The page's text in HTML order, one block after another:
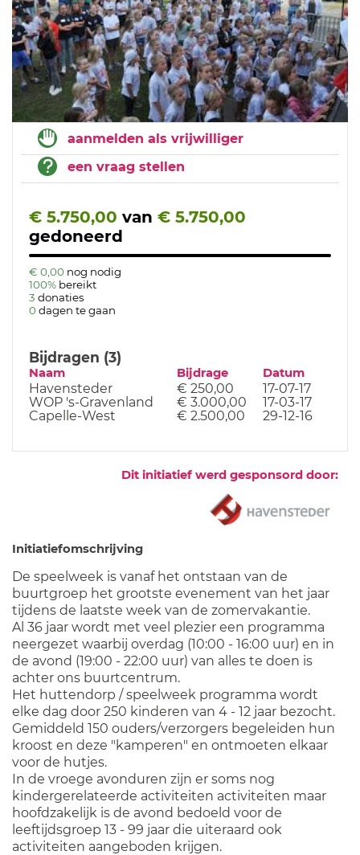
aanmelden als vrijwilliger
een vraag stellen
€ 5.750,00 van € 5.750,00
gedoneerd
€ 0,00 nog nodig
100% bereikt
3 donaties
0 dagen te gaan
Bijdragen (3)
Naam Bijdrage Datum
Havensteder € 250,00
17-07-17
WOP 's-Gravenland
€ 3.000,00
17-03-17
Capelle-West
€ 2.500,00 29-12-16
Dit initiatief werd gesponsord door:
Initiatiefomschrijving
De speelweek is vanaf het ontstaan van de
buurtgroep het grootste evenement van het jaar
tijdens de laatste week van de zomervakantie.
Al 36 jaar wordt met veel plezier een programma
neergezet waarbij overdag (10:00 - 16:00 uur) en in
de avond (19:00 - 22:00 uur) van alles te doen is
achter ons buurtcentrum.
Het huttendorp / speelweek programma wordt
elke dag door 250 kinderen van 4 - 12 jaar bezocht.
Gemiddeld 150 ouders/verzorgers begeleiden hun
kroost en deze "kamperen" en ontmoeten elkaar
voor de hutjes.
In de vroege avonduren zijn er soms nog
kindergerelateerde activiteiten activiteiten maar
hoofdzakelijk is de avond bedoeld voor de
leeftijdsgroep 13 - 99 jaar die uiteraard ook
activiteiten aangeboden krijgen.